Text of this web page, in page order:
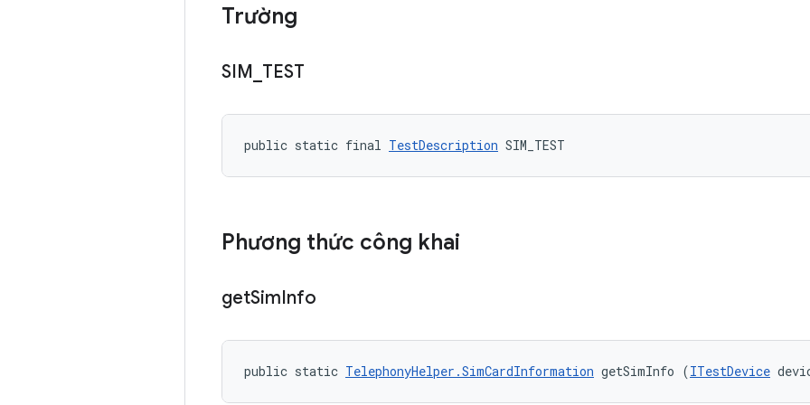
Trường
SIM TEST
public static final TestDescription SIM_TEST
Phương thức công khai
getSimInfo
public static TelephonyHelper.SimCardInformation getSimInfo (ITestDevice